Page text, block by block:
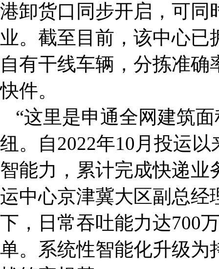
港卸货口同步开启，可同
业。截至目前，该中心已
自有干线车辆，分拣准确
快件。
“这里是申通全网建筑
纽。自2022年10月投运
智能力，累计完成快递业
运中心京津冀大区副总经
下，日常吞吐能力达700
单。系统性智能化升级为